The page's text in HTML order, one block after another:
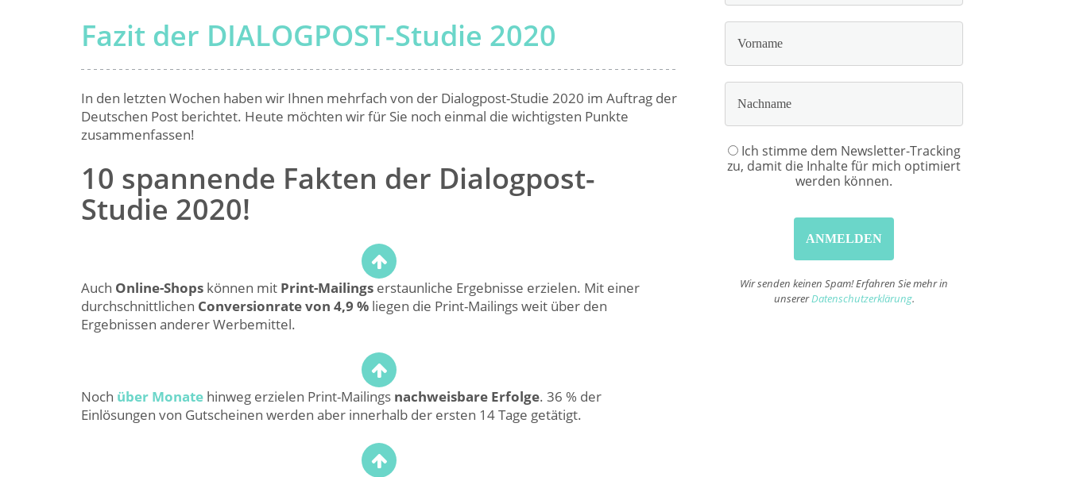
Fazit der DIALOGPOST-Studie 2020
In den letzten Wochen haben wir Ihnen mehrfach von der Dialogpost-Studie 2020 im Auftrag der
Deutschen Post berichtet. Heute möchten wir für Sie noch einmal die wichtigsten Punkte
zusammenfassen!
10 spannende Fakten der Dialogpost-
Studie 2020!
Auch Online-Shops können mit Print-Mailings erstaunliche Ergebnisse erzielen. Mit einer
durchschnittlichen Conversionrate von 4,9 % liegen die Print-Mailings weit über den
Ergebnissen anderer Werbemittel.
Noch über Monate hinweg erzielen Print-Mailings nachweisbare Erfolge. 36 % der
Einlösungen von Gutscheinen werden aber innerhalb der ersten 14 Tage getätigt.
Ich stimme dem Newsletter-Tracking
zu, damit die Inhalte für mich optimiert
werden können.
Wir senden keinen Spam! Erfahren Sie mehr in
unsererDatenschutzerklärung.